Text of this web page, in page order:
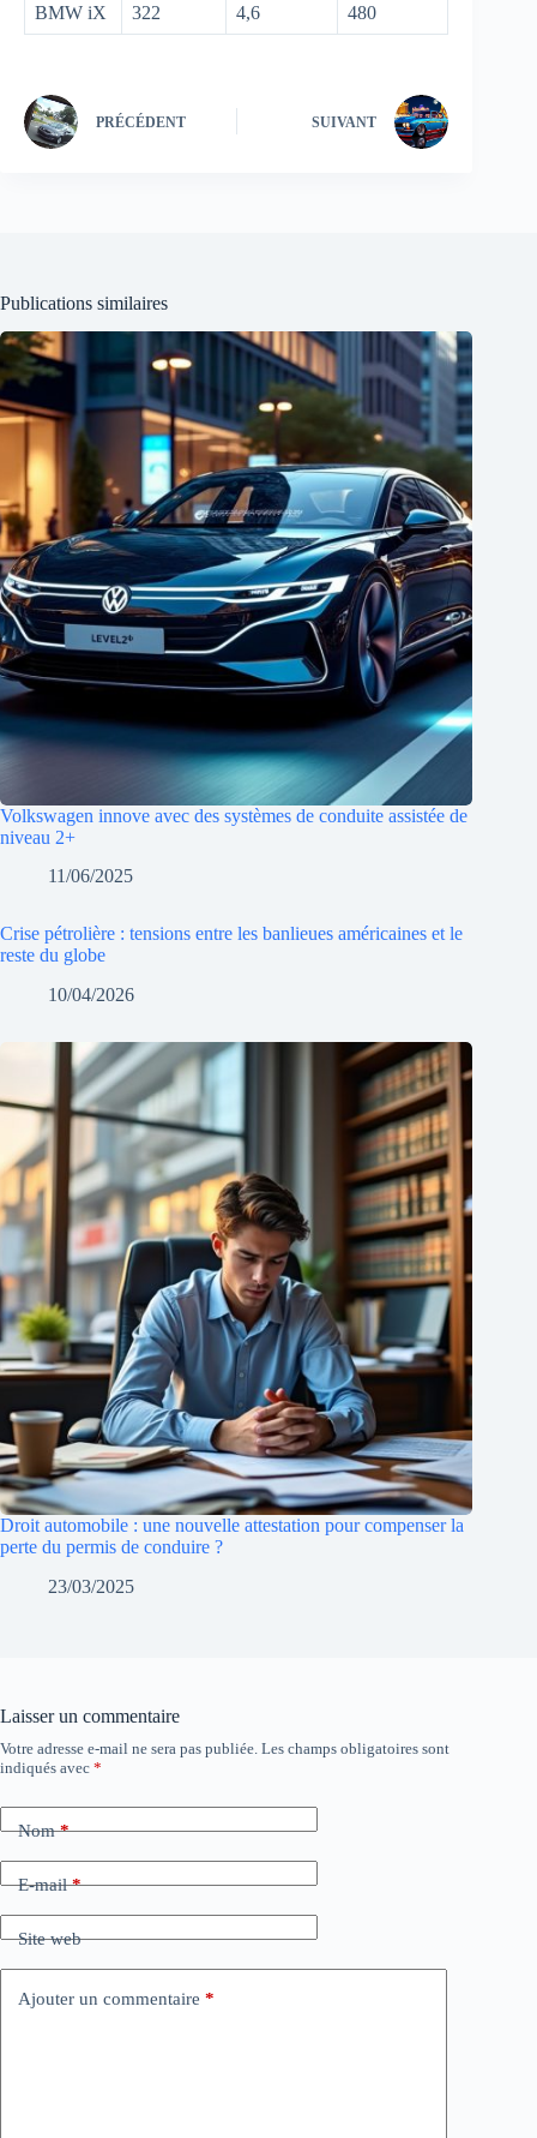
BMW iX 322 4,6 480
PRÉCÉDENT SUIVANT
Publications similaires
Volkswagen innove avec des systèmes de conduite assistée de
niveau 2+
11/06/2025
Crise pétrolière : tensions entre les banlieues américaines et le
reste du globe
10/04/2026
Droit automobile : une nouvelle attestation pour compenser la
perte du permis de conduire ?
23/03/2025
Laisser un commentaire
Votre adresse e-mail ne sera pas publiée. Les champs obligatoires sont
indiqués avec *
Nom*
E-mail*
Site web
Ajouter un commentaire *